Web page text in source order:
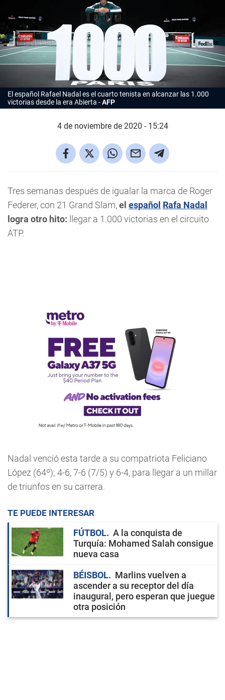
El español Rafael Nadal es el cuarto tenista en alcanzar las 1.000
victorias desde la era Abierta
AFP
4 de noviembre de 2020 - 15:24
Tres semanas después de igualar la marca de Roger
Federer, con 21 Grand Slam,el español Rafa Nadal
logra otro hito: llegar a 1.000 victorias en el circuito
ATP.
Nadal venció esta tarde a su compatriota Feliciano
López (64º); 4-6, 7-6 (7/5) y 6-4, para llegar a un millar
de triunfos en su carrera.
TE PUEDE INTERESAR
FÚTBOL
A la conquista de
Turquía: Mohamed Salah consigue
nueva casa
BÉISBOL
Marlins vuelven a
ascender a su receptor del día
inaugural, pero esperan que juegue
otra posición